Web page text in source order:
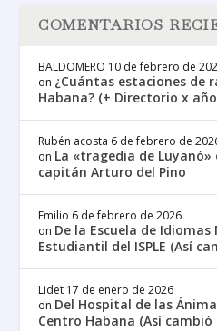
COMENTARIOS
BALDOMERO 10 de febrero de
on ¿Cuántas estaciones de
Habana? (+ Directorio x
Rubén acosta 6 de febrero de
on La «tragedia de
capitán Arturo del Pino
Emilio 6 de febrero de 2026
on De la Escuela de
Estudiantil del ISPLE (Así
Lidet 17 de enero de 2026
on Del Hospital de las
Centro Habana (Así cambió